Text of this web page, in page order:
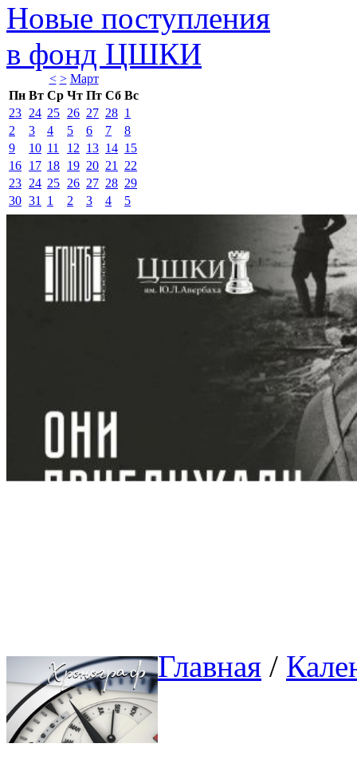
Новые поступления
в фонд ЦШКИ
< > Март
Пн Вт Ср Чт Пт Сб Вс
23 24 25 26 27 28 1
2
3 4 5 6 7
8
9
10 11 12 13 14 15
16 17 18 19 20 21
22
23 24 25 26 27 28 29
30 31 1 2 3 4 5
Главная /